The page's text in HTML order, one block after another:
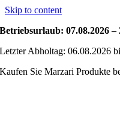
Skip to content
Betriebsurlaub: 07.08.2026 –
Letzter Abholtag: 06.08.2026
Kaufen Sie Marzari Produkte